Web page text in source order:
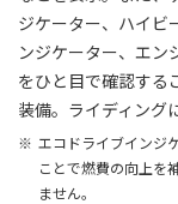
ジケーター、ハイビ
ンジケーター、エン
をひと目で確認する
装備。ライディング
エコドライブインジ
ことで燃費の向上を
ません。